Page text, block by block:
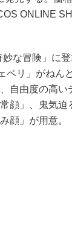
ONLINE
な冒険」に登
ペリ」がねん
自由度の高い
顔」、鬼気迫
顔」が用意。